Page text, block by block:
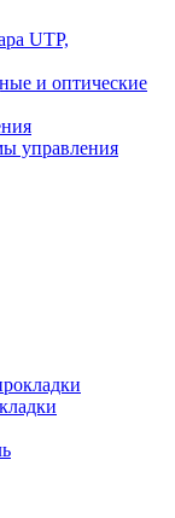
UTP,
и оптические
управления